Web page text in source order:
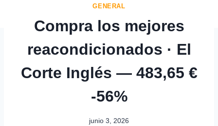
GENERAL
Compra los mejores
reacondicionados · El
Corte Inglés — 483,65 €
-56%
junio 3, 2026